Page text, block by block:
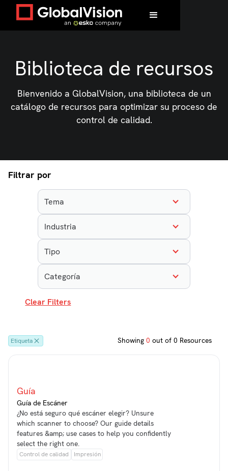
Biblioteca de recursos
Bienvenido a GlobalVision, una biblioteca de un
catálogo de recursos para optimizar su proceso de
control de calidad.
Filtrar por
Tema
Industria
Tipo
Categoría
Clear Filters
Etiqueta Showing0 out of0 Resources
Guía
Guía de Escáner
¿No está seguro qué escáner elegir? Unsure
which scanner to choose? Our guide details
features &amp; use cases to help you confidently
select the right one.
Control de calidad Impresión